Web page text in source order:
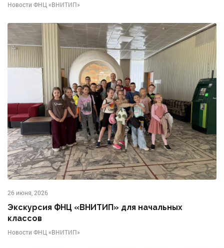
Новости ФНЦ «ВНИТИП»
26 июня, 2026
Экскурсия ФНЦ «ВНИТИП» для начальных
классов
Новости ФНЦ «ВНИТИП»